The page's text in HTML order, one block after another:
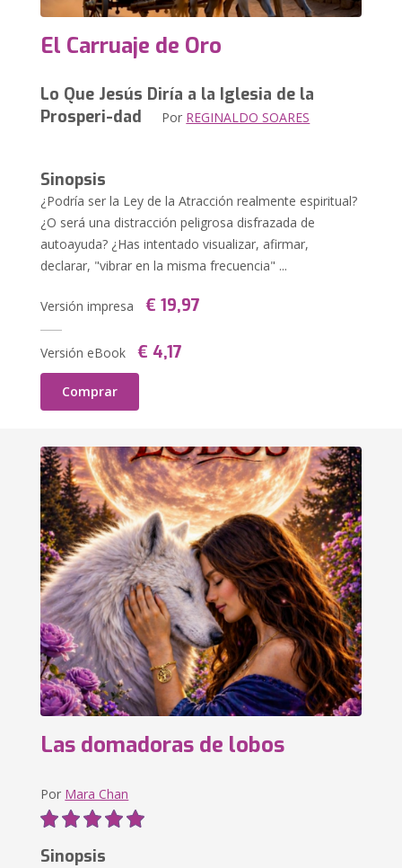
El Carruaje de Oro
Lo Que Jesús Diría a la Iglesia de la
Prosperi-dad Por REGINALDO SOARES
Sinopsis
¿Podría ser la Ley de la Atracción realmente espiritual?
¿O será una distracción peligrosa disfrazada de
autoayuda? ¿Has intentado visualizar, afirmar,
declarar, "vibrar en la misma frecuencia" ...
Versión impresa € 19,97
Versión eBook € 4,17
Comprar
Las domadoras de lobos
Por Mara Chan
Sinopsis